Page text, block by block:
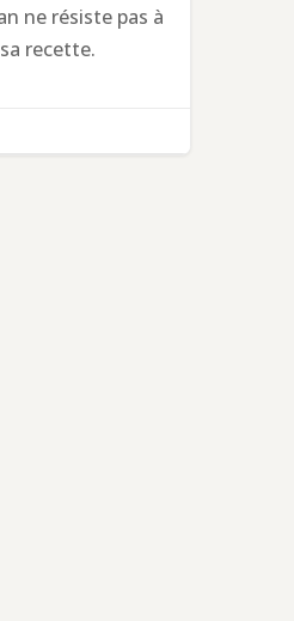
ne résiste pas à
recette.